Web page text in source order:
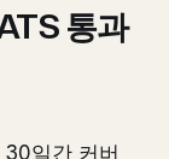
통과
일간 커버